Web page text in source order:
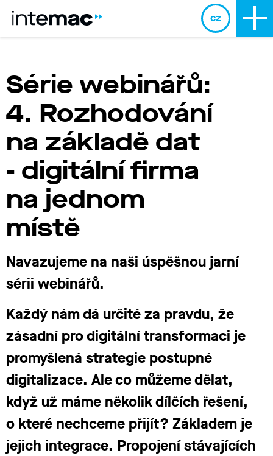
cz
Série webinářů:
4. Rozhodování
na základě dat
- digitální firma
na jednom
místě
Navazujeme na naši úspěšnou jarní
sérii webinářů.
Každý nám dá určité za pravdu, že
zásadní pro digitální transformaci je
promyšlená strategie postupné
digitalizace. Ale co můžeme dělat,
když už máme několik dílčích řešení,
o které nechceme přijít? Základem je
jejich integrace. Propojení stávajících